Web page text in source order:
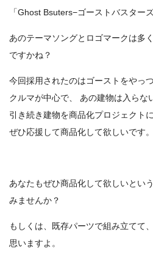
「Ghost Bsuters−ゴーストバスター
あのテーマソングとロゴマークは多
ですかね？
今回採用されたのはゴーストをやっ
クルマが中心で、 あの建物は入らな
引き続き建物を商品化プロジェクト
ぜひ応援して商品化して欲しいです。
あなたもぜひ商品化して欲しいとい
みませんか？
もしくは、既存パーツで組み立てて
思いますよ。